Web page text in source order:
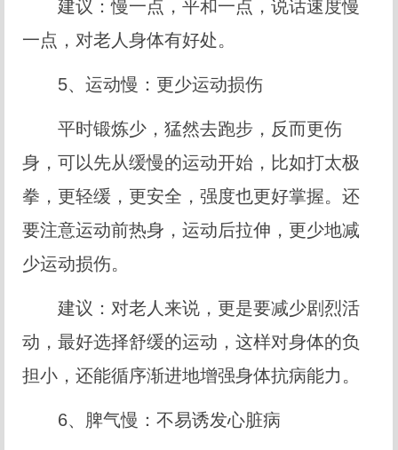
建议：慢一点，平和一点，说话速度慢
一点，对老人身体有好处。
5、运动慢：更少运动损伤
平时锻炼少，猛然去跑步，反而更伤
身，可以先从缓慢的运动开始，比如打太极
拳，更轻缓，更安全，强度也更好掌握。还
要注意运动前热身，运动后拉伸，更少地减
少运动损伤。
建议：对老人来说，更是要减少剧烈活
动，最好选择舒缓的运动，这样对身体的负
担小，还能循序渐进地增强身体抗病能力。
6、脾气慢：不易诱发心脏病